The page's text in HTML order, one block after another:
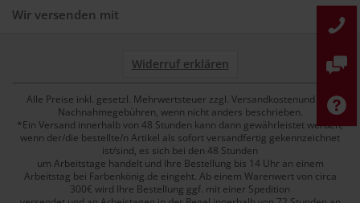
Wir versenden mit
Widerruf erklären
Alle Preise inkl. gesetzl. Mehrwertsteuer zzgl. Versandkostenund ggf.
Nachnahmegebühren, wenn nicht anders beschrieben.
*Ein Versand innerhalb von 48 Stunden kann dann gewährleistet werden,
wenn der/die bestellte/n Artikel als sofort versandfertig gekennzeichnet
ist/sind, es sich bei den 48 Stunden
um Arbeitstage handelt und Ihre Bestellung bis 14 Uhr an einem
Arbeitstag bei Farbenkönig.de eingeht. Ab einem Warenwert von circa
300€ wird Ihre Bestellung ggf. mit einer Spedition